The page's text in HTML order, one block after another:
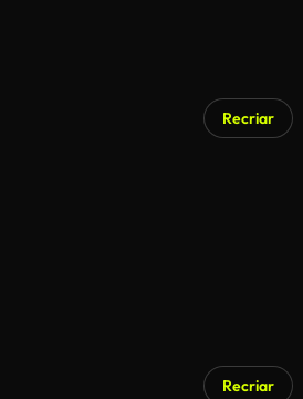
Recriar
Recriar